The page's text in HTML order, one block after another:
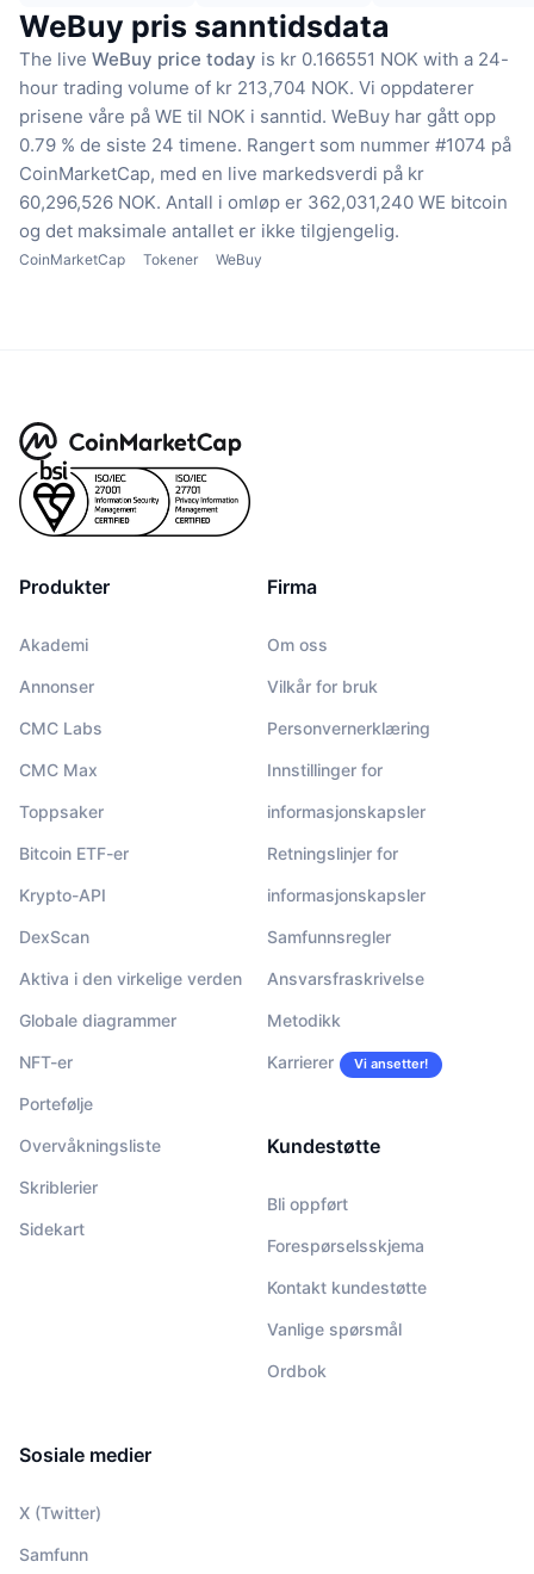
WeBuy pris sanntidsdata
The live WeBuy price today is kr 0.166551 NOK with a 24-
hour trading volume of kr 213,704 NOK. Vi oppdaterer
prisene våre på WE til NOK i sanntid. WeBuy har gått opp
0.79 % de siste 24 timene. Rangert som nummer #1074 på
CoinMarketCap, med en live markedsverdi på kr
60,296,526 NOK. Antall i omløp er 362,031,240 WE bitcoin
og det maksimale antallet er ikke tilgjengelig.
CoinMarketCap Tokener WeBuy
Produkter
Akademi
Annonser
CMC Labs
CMC Max
Toppsaker
Bitcoin ETF-er
Krypto-API
DexScan
Aktiva i den virkelige verden
Globale diagrammer
NFT-er
Portefølje
Overvåkningsliste
Skriblerier
Sidekart
Firma
Om oss
Vilkår for bruk
Personvernerklæring
Innstillinger for
informasjonskapsler
Retningslinjer for
informasjonskapsler
Samfunnsregler
Ansvarsfraskrivelse
Metodikk
Karrierer Vi ansetter!
Kundestøtte
Bli oppført
Forespørselsskjema
Kontakt kundestøtte
Vanlige spørsmål
Ordbok
Sosiale medier
X (Twitter)
Samfunn